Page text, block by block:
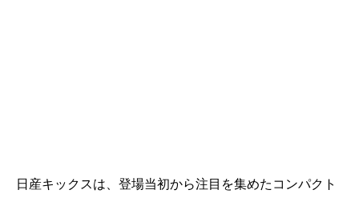
日産キックスは、登場当初から注目を集めたコンパクト